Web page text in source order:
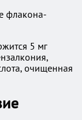
флакона-
5 мг
очищенная